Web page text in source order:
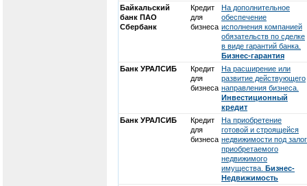
Байкальский
банк ПАО
Сбербанк
Кредит
для
бизнеса
На дополнительное
обеспечение
исполнения компанией
обязательств по сделке
в виде гарантий банка.
Бизнес-гарантия
Банк УРАЛСИБ
Кредит
для
бизнеса
На расширение или
развитие действующего
направления бизнеса.
Инвестиционный
кредит
Банк УРАЛСИБ
Кредит
для
бизнеса
На приобретение
готовой и строящейся
недвижимости под залог
приобретаемого
недвижимого
имущества. Бизнес-
Недвижимость